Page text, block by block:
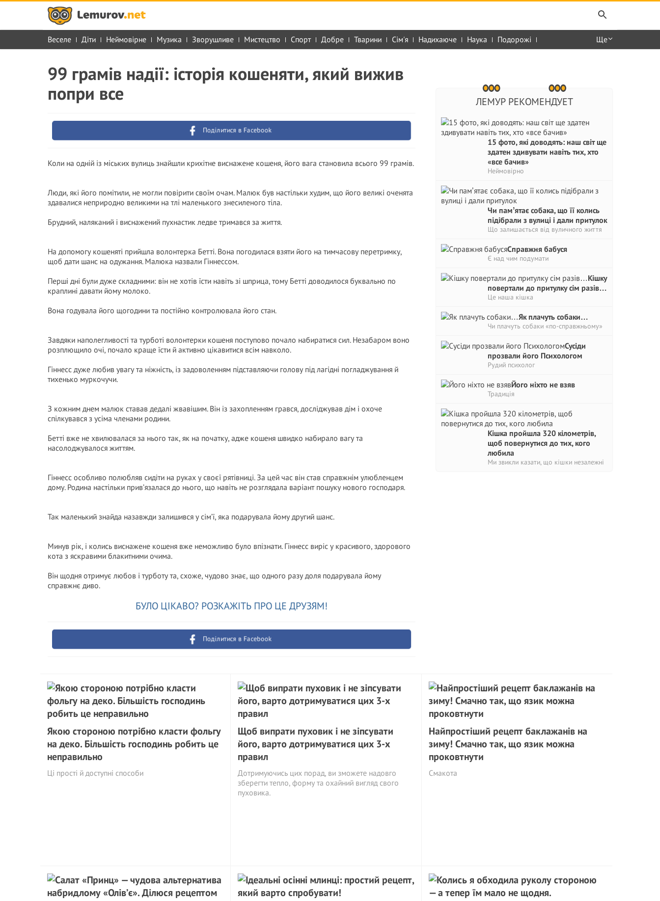
Веселе Діти Неймовірне Музика Зворушливе Мистецтво Спорт Добре Тварини Сім'я Надихаюче Наука Подорожі Ще
ЛЕМУР РЕКОМЕНДУЕТ
15 фото, які доводять: наш світ ще
здатен здивувати навіть тих, хто
«все бачив»
Неймовірно
Чи памʼятає собака, що її колись
підібрали з вулиці і дали притулок
Що залишається від вуличного життя
Справжня бабуся
Є над чим подумати
Кішку
повертали до притулку сім разів…
Це наша кішка
Як плачуть собаки…
Чи плачуть собаки «по-справжньому»
Сусіди
прозвали його Психологом
Рудий психолог
Його ніхто не взяв
Традиція
Кішка пройшла 320 кілометрів,
щоб повернутися до тих, кого
любила
Ми звикли казати, що кішки незалежні
99 грамів надії: історія кошеняти, який вижив
попри все
Поділитися в Facebook
Коли на одній із міських вулиць знайшли крихітне виснажене кошеня, його вага становила всього 99 грамів.
Люди, які його помітили, не могли повірити своїм очам. Малюк був настільки худим, що його великі оченята
здавалися неприродно великими на тлі маленького знесиленого тіла.
Брудний, наляканий і виснажений пухнастик ледве тримався за життя.
На допомогу кошеняті прийшла волонтерка Бетті. Вона погодилася взяти його на тимчасову перетримку,
щоб дати шанс на одужання. Малюка назвали Гіннессом.
Перші дні були дуже складними: він не хотів їсти навіть зі шприца, тому Бетті доводилося буквально по
краплині давати йому молоко.
Вона годувала його щогодини та постійно контролювала його стан.
Завдяки наполегливості та турботі волонтерки кошеня поступово почало набиратися сил. Незабаром воно
розплющило очі, почало краще їсти й активно цікавитися всім навколо.
Гіннесс дуже любив увагу та ніжність, із задоволенням підставляючи голову під лагідні погладжування й
тихенько муркочучи.
З кожним днем малюк ставав дедалі жвавішим. Він із захопленням грався, досліджував дім і охоче
спілкувався з усіма членами родини.
Бетті вже не хвилювалася за нього так, як на початку, адже кошеня швидко набирало вагу та
насолоджувалося життям.
Гіннесс особливо полюбляв сидіти на руках у своєї рятівниці. За цей час він став справжнім улюбленцем
дому. Родина настільки прив’язалася до нього, що навіть не розглядала варіант пошуку нового господаря.
Так маленький знайда назавжди залишився у сім’ї, яка подарувала йому другий шанс.
Минув рік, і колись виснажене кошеня вже неможливо було впізнати. Гіннесс виріс у красивого, здорового
кота з яскравими блакитними очима.
Він щодня отримує любов і турботу та, схоже, чудово знає, що одного разу доля подарувала йому
справжнє диво.
БУЛО ЦІКАВО? РОЗКАЖІТЬ ПРО ЦЕ ДРУЗЯМ!
Поділитися в Facebook
Якою стороною потрібно класти фольгу
на деко. Більшість господинь робить це
неправильно
Ці прості й доступні способи
Щоб випрати пуховик і не зіпсувати
його, варто дотримуватися цих 3-х
правил
Дотримуючись цих порад, ви зможете надовго
зберегти тепло, форму та охайний вигляд свого
пуховика.
Найпростіший рецепт баклажанів на
зиму! Смачно так, що язик можна
проковтнути
Смакота